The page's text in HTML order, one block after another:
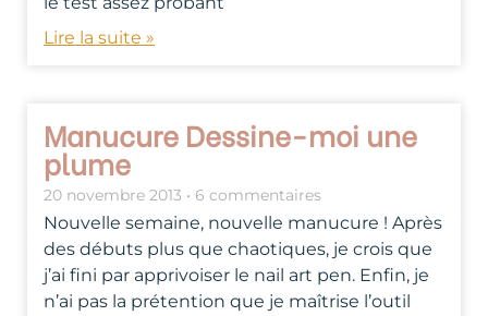
Lire la suite »
Manucure Dessine-moi une
plume
20 novembre 2013 6 commentaires
Nouvelle semaine, nouvelle manucure ! Après
des débuts plus que chaotiques, je crois que
j’ai fini par apprivoiser le nail art pen. Enfin, je
n’ai pas la prétention que je maîtrise l’outil